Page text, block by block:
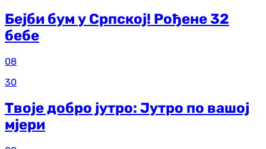
Бејби бум у Српској! Рођене 32
бебе
08
30
Твоје добро јутро: Јутро по вашој
мјери